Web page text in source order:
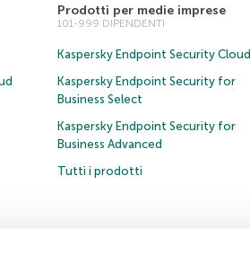
Prodotti per medie imprese
101-999 DIPENDENTI
Kaspersky Endpoint Security Cloud
Kaspersky Endpoint Security for
Business Select
Kaspersky Endpoint Security for
Business Advanced
Tutti i prodotti